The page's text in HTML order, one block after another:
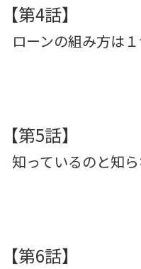
【第4話】
ローンの組み方は
【第5話】
知っているのと知
【第6話】